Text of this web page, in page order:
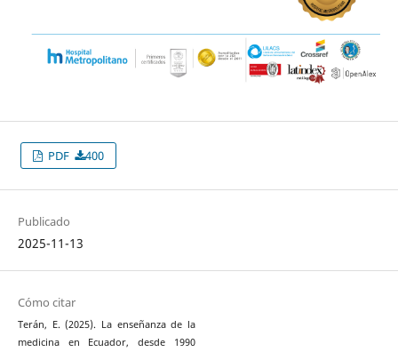
PDF 400
Publicado
2025-11-13
Cómo citar
Terán, E. (2025). La enseñanza de la
medicina en Ecuador, desde 1990